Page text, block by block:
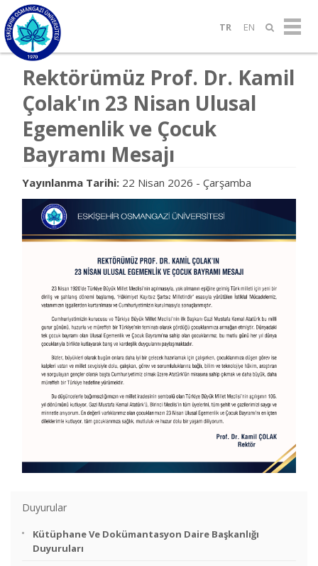
TR EN
Rektörümüz Prof. Dr. Kamil
Çolak'ın 23 Nisan Ulusal
Egemenlik ve Çocuk
Bayramı Mesajı
Yayınlanma Tarihi: 22 Nisan 2026 - Çarşamba
Duyurular
Kütüphane Ve Dokümantasyon Daire Başkanlığı
Duyuruları